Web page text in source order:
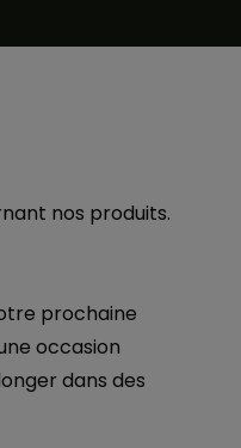
nos produits.
prochaine
occasion
dans des